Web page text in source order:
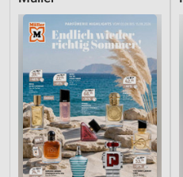
Werbung